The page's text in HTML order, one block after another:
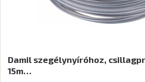
Damil szegélynyíróhoz,
15m…